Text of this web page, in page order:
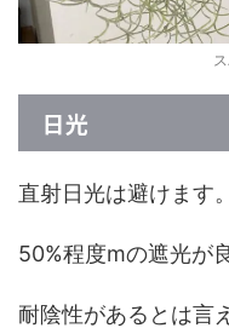
日光
直射日光は避けます。
50%程度mの遮光が
耐陰性があるとは言